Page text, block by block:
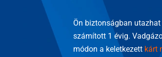
Ön biztonságban
számított 1 évig.
módon a keletkezett kárt